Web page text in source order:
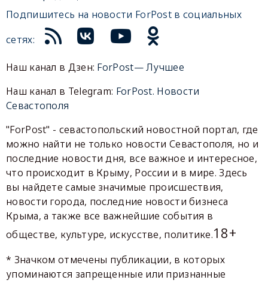
Подпишитесь на новости ForPost в социальных
сетях:
Наш канал в Дзен: ForPost— Лучшее
Наш канал в Telegram: ForPost. Новости
Севастополя
"ForPost" - севастопольский новостной портал, где
можно найти не только новости Севастополя, но и
последние новости дня, все важное и интересное,
что происходит в Крыму, России и в мире. Здесь
вы найдете самые значимые происшествия,
новости города, последние новости бизнеса
Крыма, а также все важнейшие события в
обществе, культуре, искусстве, политике.18+
* Значком отмечены публикации, в которых
упоминаются запрещенные или признанные